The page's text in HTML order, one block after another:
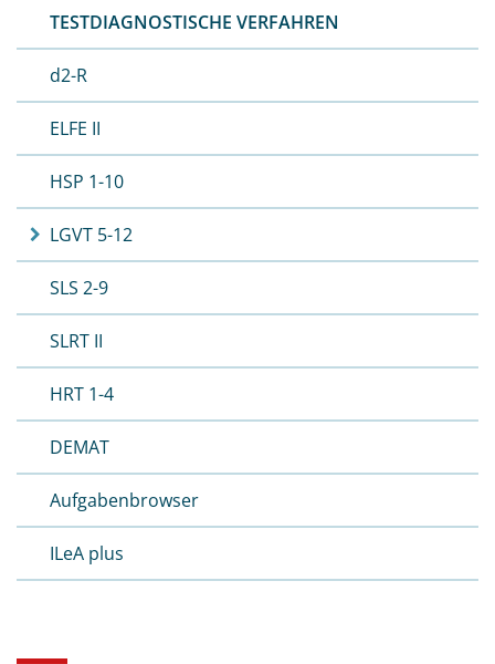
TESTDIAGNOSTISCHE VERFAHREN
d2-R
ELFE II
HSP 1-10
LGVT 5-12
SLS 2-9
SLRT II
HRT 1-4
DEMAT
Aufgabenbrowser
ILeA plus